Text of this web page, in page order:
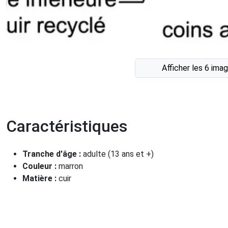
Afficher les 6
Caractéristiques
Tranche d'âge : adulte (13 ans et +)
Couleur : marron
Matière : cuir